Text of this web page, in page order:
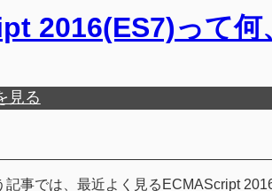
2016(ES7)って
見る
記事では、最近よく見るECMAScript